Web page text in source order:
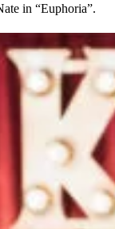
in “Euphoria”.